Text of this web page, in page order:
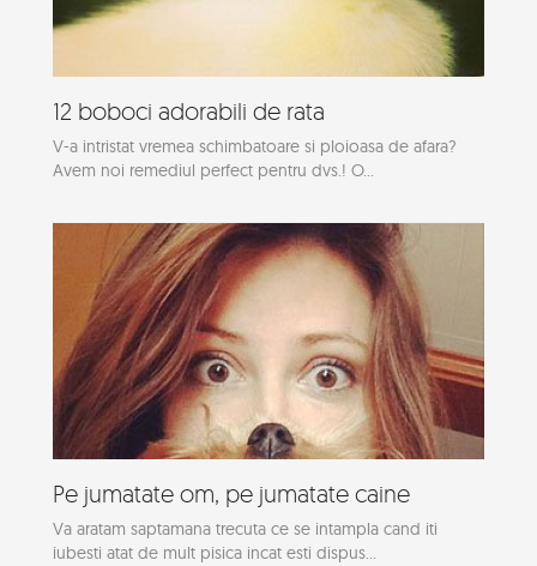
12 boboci adorabili de rata
V-a intristat vremea schimbatoare si ploioasa de afara?
Avem noi remediul perfect pentru dvs.! O...
Pe jumatate om, pe jumatate caine
Va aratam saptamana trecuta ce se intampla cand iti
iubesti atat de mult pisica incat esti dispus...